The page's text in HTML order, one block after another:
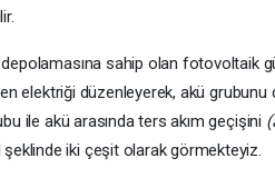
sahip olan fotovoltaik
elektriği düzenleyerek, akü
ile akü arasında ters akım geçişini
şeklinde iki çeşit olarak görmekteyiz.